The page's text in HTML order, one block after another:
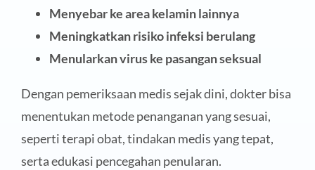
Menyebar ke area kelamin lainnya
Meningkatkan risiko infeksi berulang
Menularkan virus ke pasangan seksual
Dengan pemeriksaan medis sejak dini, dokter bisa
menentukan metode penanganan yang sesuai,
seperti terapi obat, tindakan medis yang tepat,
serta edukasi pencegahan penularan.